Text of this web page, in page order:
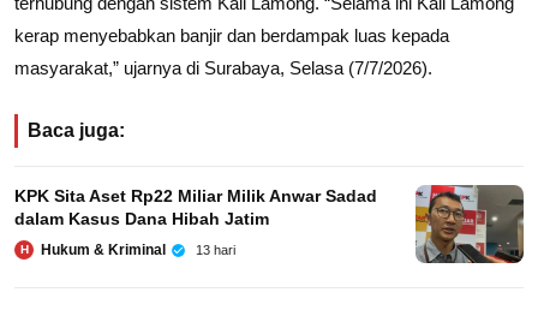
kerap menyebabkan banjir dan berdampak luas kepada
masyarakat,” ujarnya di Surabaya, Selasa (7/7/2026).
Baca juga:
KPK Sita Aset Rp22 Miliar Milik Anwar Sadad
dalam Kasus Dana Hibah Jatim
H Hukum & Kriminal 13 hari